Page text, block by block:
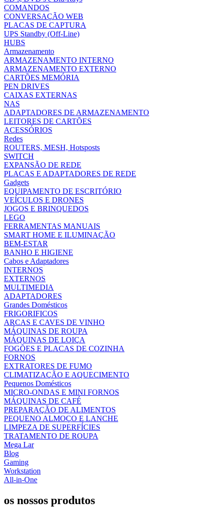
COMANDOS
CONVERSAÇÃO WEB
PLACAS DE CAPTURA
UPS Standby (Off-Line)
HUBS
Armazenamento
ARMAZENAMENTO INTERNO
ARMAZENAMENTO EXTERNO
CARTÕES MEMÓRIA
PEN DRIVES
CAIXAS EXTERNAS
NAS
ADAPTADORES DE ARMAZENAMENTO
LEITORES DE CARTÕES
ACESSÓRIOS
Redes
ROUTERS, MESH, Hotsposts
SWITCH
EXPANSÃO DE REDE
PLACAS E ADAPTADORES DE REDE
Gadgets
EQUIPAMENTO DE ESCRITÓRIO
VEÍCULOS E DRONES
JOGOS E BRINQUEDOS
LEGO
FERRAMENTAS MANUAIS
SMART HOME E ILUMINAÇÃO
BEM-ESTAR
BANHO E HIGIENE
Cabos e Adaptadores
INTERNOS
EXTERNOS
MULTIMEDIA
ADAPTADORES
Grandes Domésticos
FRIGORIFICOS
ARCAS E CAVES DE VINHO
MÁQUINAS DE ROUPA
MÁQUINAS DE LOIÇA
FOGÕES E PLACAS DE COZINHA
FORNOS
EXTRATORES DE FUMO
CLIMATIZAÇÃO E AQUECIMENTO
Pequenos Domésticos
MICRO-ONDAS E MINI FORNOS
MÁQUINAS DE CAFÉ
PREPARAÇÃO DE ALIMENTOS
PEQUENO ALMOÇO E LANCHE
LIMPEZA DE SUPERFÍCIES
TRATAMENTO DE ROUPA
Mega Lar
Blog
Gaming
Workstation
All-in-One
os nossos produtos